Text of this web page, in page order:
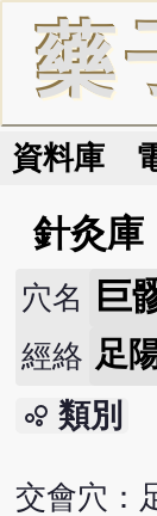
藥
資料庫
針灸庫
穴名 巨
經絡 足
bubble_chart 類別
交會穴：